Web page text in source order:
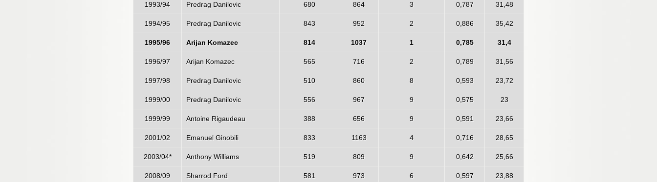
1993/94 Predrag Danilovic 680 864 3 0,787 31,48
1994/95 Predrag Danilovic 843 952 2 0,886 35,42
1995/96 Arijan Komazec 814 1037 1 0,785 31,4
1996/97 Arijan Komazec 565 716 2 0,789 31,56
1997/98 Predrag Danilovic 510 860 8 0,593 23,72
1999/00 Predrag Danilovic 556 967 9 0,575 23
1999/99 Antoine Rigaudeau 388 656 9 0,591 23,66
2001/02 Emanuel Ginobili 833 1163 4 0,716 28,65
2003/04* Anthony Williams 519 809 9 0,642 25,66
2008/09 Sharrod Ford 581 973 6 0,597 23,88